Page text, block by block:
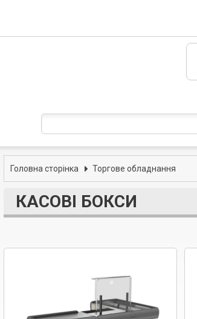
Головна сторінка Торгове обладнання
КАСОВІ БОКСИ